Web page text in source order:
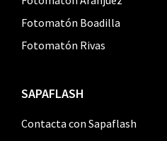
Fotomatón Boadilla
Fotomatón Rivas
SAPAFLASH
Contacta con Sapaflash